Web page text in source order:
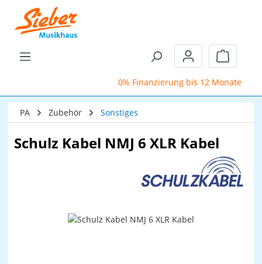
Zum Hauptinhalt springen
0% Finanzierung bis 12 Monate
PA Zubehör Sonstiges
Schulz Kabel NMJ 6 XLR Kabel
Bildergalerie überspringen